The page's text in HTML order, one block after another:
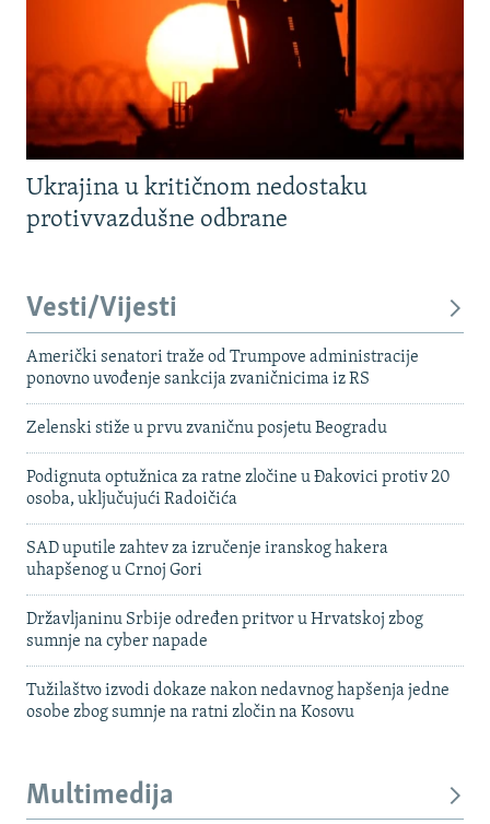
Ukrajina u kritičnom nedostaku
protivvazdušne odbrane
Vesti/Vijesti
Američki senatori traže od Trumpove administracije
ponovno uvođenje sankcija zvaničnicima iz RS
Zelenski stiže u prvu zvaničnu posjetu Beogradu
Podignuta optužnica za ratne zločine u Đakovici protiv 20
osoba, uključujući Radoičića
SAD uputile zahtev za izručenje iranskog hakera
uhapšenog u Crnoj Gori
Državljaninu Srbije određen pritvor u Hrvatskoj zbog
sumnje na cyber napade
Tužilaštvo izvodi dokaze nakon nedavnog hapšenja jedne
osobe zbog sumnje na ratni zločin na Kosovu
Multimedija